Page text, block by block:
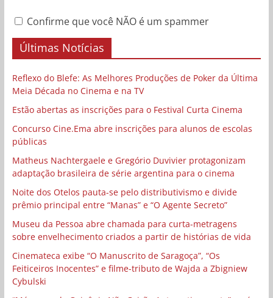
Confirme que você NÃO é um spammer
Últimas Notícias
Reflexo do Blefe: As Melhores Produções de Poker da Última
Meia Década no Cinema e na TV
Estão abertas as inscrições para o Festival Curta Cinema
Concurso Cine.Ema abre inscrições para alunos de escolas
públicas
Matheus Nachtergaele e Gregório Duvivier protagonizam
adaptação brasileira de série argentina para o cinema
Noite dos Otelos pauta-se pelo distributivismo e divide
prêmio principal entre “Manas” e “O Agente Secreto”
Museu da Pessoa abre chamada para curta-metragens
sobre envelhecimento criados a partir de histórias de vida
Cinemateca exibe “O Manuscrito de Saragoça”, “Os
Feiticeiros Inocentes” e filme-tributo de Wajda a Zbigniew
Cybulski